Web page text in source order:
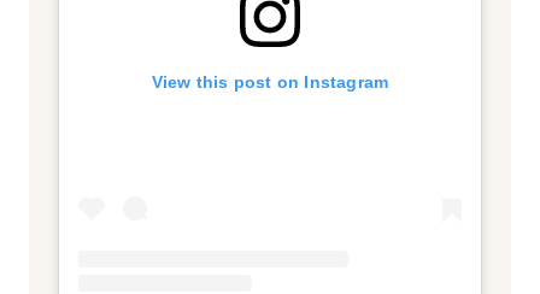
View this post on Instagram